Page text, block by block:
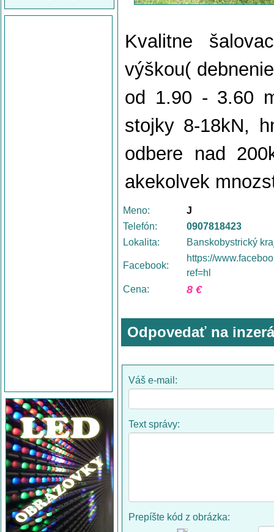
Kvalitne
výškou(
od 1.90 - 3.60
stojky 8-18kN,
odbere nad
akekolvek
Meno:
J
Telefón:
0907818423
Lokalita:
Banskobystrický
Facebook:
https://
ref=hl
Cena:
8 €
Odpovedať na
Váš e-mail:
Text správy:
Prepíšte kód z obrázka: